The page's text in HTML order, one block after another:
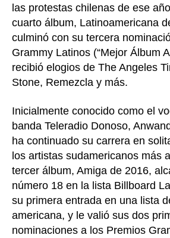
las protestas chilenas de ese
cuarto álbum, Latinoamericana
culminó con su tercera
Grammy Latinos (“Mejor Álbum
recibió elogios de The Angeles
Stone, Remezcla y más.
Inicialmente conocido como el
banda Teleradio Donoso,
ha continuado su carrera en
los artistas sudamericanos más
tercer álbum, Amiga de 2016,
número 18 en la lista Billboard
su primera entrada en una lista
americana, y le valió sus dos
nominaciones a los Premios